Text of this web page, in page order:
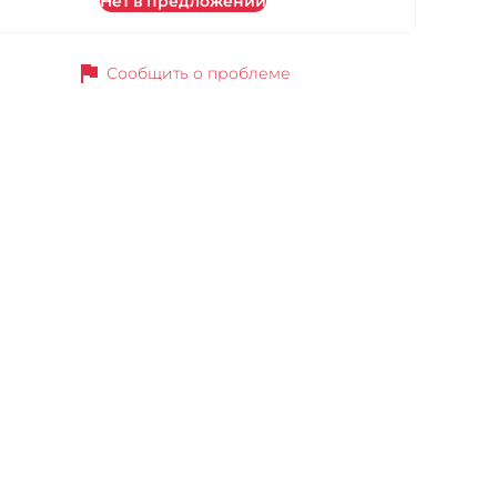
flag Сообщить о проблеме